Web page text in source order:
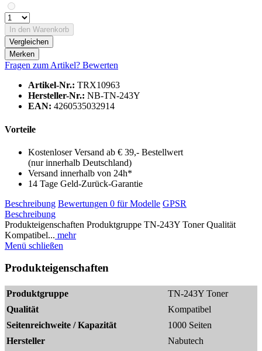
In den Warenkorb
Vergleichen
Merken
Fragen zum Artikel? Bewerten
Artikel-Nr.: TRX10963
Hersteller-Nr.: NB-TN-243Y
EAN: 4260535032914
Vorteile
Kostenloser Versand ab € 39,- Bestellwert
(nur innerhalb Deutschland)
Versand innerhalb von 24h*
14 Tage Geld-Zurück-Garantie
Beschreibung Bewertungen 0 für Modelle GPSR
Beschreibung
Produkteigenschaften Produktgruppe TN-243Y Toner Qualität
Kompatibel... mehr
Menü schließen
Produkteigenschaften
Produktgruppe
TN-243Y Toner
Qualität
Kompatibel
Seitenreichweite / Kapazität
1000 Seiten
Hersteller
Nabutech